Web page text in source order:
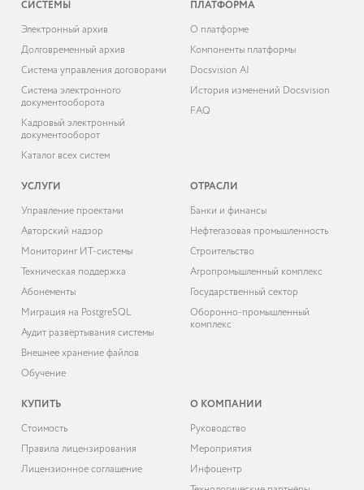
СИСТЕМЫ
Электронный архив
Долговременный архив
Система управления договорами
Система электронного
документооборота
Кадровый электронный
документооборот
Каталог всех систем
ПЛАТФОРМА
О платформе
Компоненты платформы
Docsvision AI
История изменений Docsvision
FAQ
УСЛУГИ
Управление проектами
Авторский надзор
Мониторинг ИТ-системы
Техническая поддержка
Абонементы
Миграция на PostgreSQL
Аудит развёртывания системы
Внешнее хранение файлов
Обучение
ОТРАСЛИ
Банки и финансы
Нефтегазовая промышленность
Строительство
Агропромышленный комплекс
Государственный сектор
Оборонно-промышленный
комплекс
КУПИТЬ
Cтоимость
Правила лицензирования
Лицензионное соглашение
О КОМПАНИИ
Руководство
Мероприятия
Инфоцентр